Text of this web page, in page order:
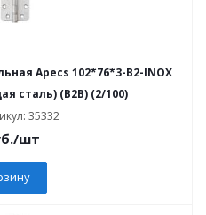
Apecs 102*76*3-B2-INOX
сталь) (B2B) (2/100)
35332
/шт